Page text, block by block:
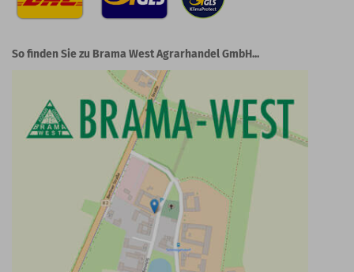
So finden Sie zu Brama West Agrarhandel GmbH...